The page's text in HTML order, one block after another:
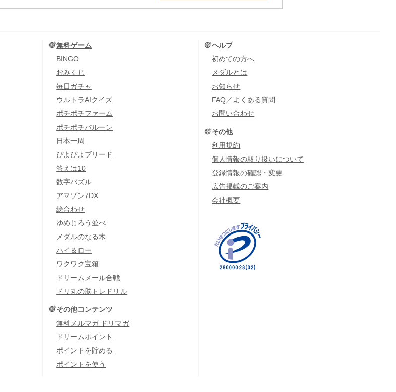
無料ゲーム
BINGO
おみくじ
毎日ガチャ
ウルトラAIクイズ
ポチポチファーム
ポチポチバルーン
日本一周
ぴよぴよブリード
答えは10
数字パズル
アマゾン7DX
絵合わせ
ゆめじろう並べ
メダルのなる木
ハイ＆ロー
ワクワク宝箱
ドリームメール合戦
ドリ丸の脳トレドリル
その他コンテンツ
無料メルマガ ドリマガ
ドリームポイント
ポイントを貯める
ポイントを使う
ヘルプ
初めての方へ
メダルとは
お知らせ
FAQ／よくある質問
お問い合わせ
その他
利用規約
個人情報の取り扱いについて
登録情報の確認・変更
広告掲載のご案内
会社概要